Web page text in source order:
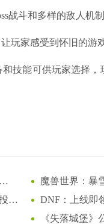
战斗和多样的敌人机
玩家感受到怀旧的游
技能可供玩家选择
魔兽世界：暴
改动，这下真
入
DNF：上线即
览，奶枪奇美
《失落城堡